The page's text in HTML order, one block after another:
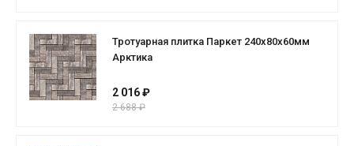
Тротуарная плитка Паркет 240x80x60мм
Арктика
2 016 ₽
2 688 ₽